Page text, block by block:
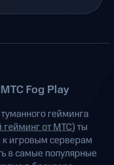
Fog Play
гейминга
гейминг от МТС) ты
игровым серверам
в самые популярные